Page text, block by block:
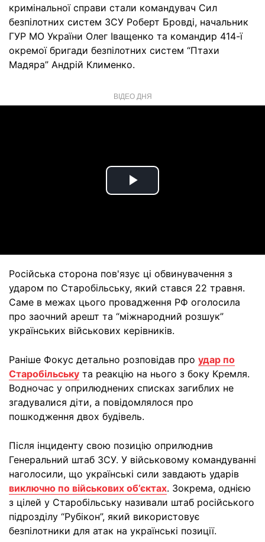
кримінальної справи стали командувач Сил
безпілотних систем ЗСУ Роберт Бровді, начальник
ГУР МО України Олег Іващенко та командир 414-ї
окремої бригади безпілотних систем “Птахи
Мадяра” Андрій Клименко.
ВІДЕО ДНЯ
Play
Російська сторона пов'язує ці обвинувачення з
ударом по Старобільську, який стався 22 травня.
Саме в межах цього провадження РФ оголосила
про заочний арешт та “міжнародний розшук”
українських військових керівників.
Раніше Фокус детально розповідав про удар по
Старобільську та реакцію на нього з боку Кремля.
Водночас у оприлюднених списках загиблих не
згадувалися діти, а повідомлялося про
пошкодження двох будівель.
Після інциденту свою позицію оприлюднив
Генеральний штаб ЗСУ. У військовому командуванні
наголосили, що українські сили завдають ударів
виключно по військових об’єктах. Зокрема, однією
з цілей у Старобільську називали штаб російського
підрозділу “Рубікон”, який використовує
безпілотники для атак на українські позиції.